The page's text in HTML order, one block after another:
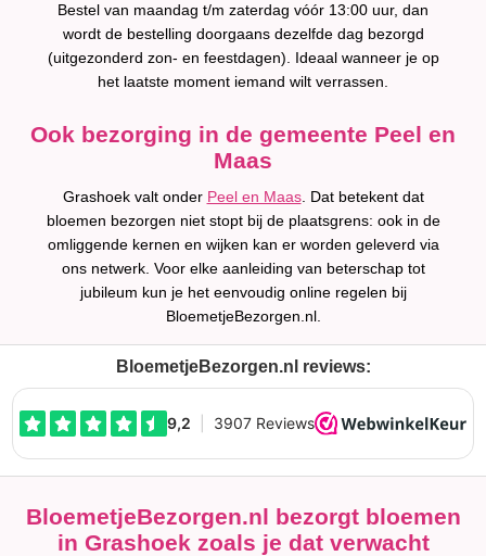
Bestel van maandag t/m zaterdag vóór 13:00 uur, dan
wordt de bestelling doorgaans dezelfde dag bezorgd
(uitgezonderd zon- en feestdagen). Ideaal wanneer je op
het laatste moment iemand wilt verrassen.
Ook bezorging in de gemeente Peel en
Maas
Grashoek valt onder Peel en Maas. Dat betekent dat
bloemen bezorgen niet stopt bij de plaatsgrens: ook in de
omliggende kernen en wijken kan er worden geleverd via
ons netwerk. Voor elke aanleiding van beterschap tot
jubileum kun je het eenvoudig online regelen bij
BloemetjeBezorgen.nl.
BloemetjeBezorgen.nl reviews:
BloemetjeBezorgen.nl bezorgt bloemen
in Grashoek zoals je dat verwacht